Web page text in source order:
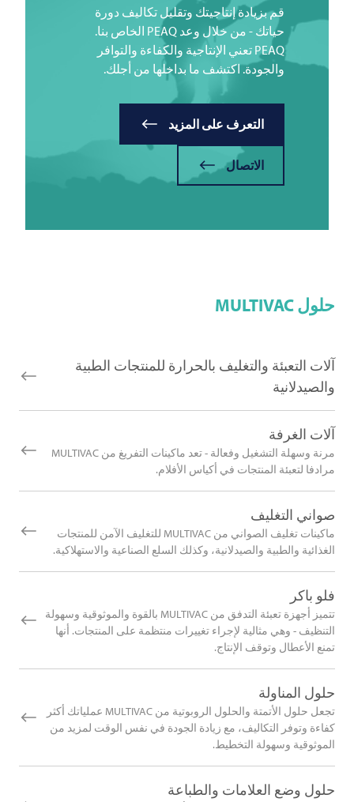
قم بزيادة إنتاجيتك وتقليل تكاليف دورة
حياتك - من خلال وعد PEAQ الخاص بنا.
PEAQ تعني الإنتاجية والكفاءة والتوافر
والجودة. اكتشف ما بداخلها من أجلك.
التعرف على المزيد
الاتصال
حلولMULTIVAC
آلات التعبئة والتغليف بالحرارة للمنتجات الطبية
والصيدلانية
آلات الغرفة
مرنة وسهلة التشغيل وفعالة - تعد ماكينات التفريغ من MULTIVAC
مرادفا لتعبئة المنتجات في أكياس الأفلام.
صواني التغليف
ماكينات تغليف الصواني من MULTIVAC للتغليف الآمن للمنتجات
الغذائية والطبية والصيدلانية، وكذلك السلع الصناعية والاستهلاكية.
فلو باكر
تتميز أجهزة تعبئة التدفق من MULTIVAC بالقوة والموثوقية وسهولة
التنظيف - وهي مثالية لإجراء تغييرات منتظمة على المنتجات. أنها
تمنع الأعطال وتوقف الإنتاج.
حلول المناولة
تجعل حلول الأتمتة والحلول الروبوتية من MULTIVAC عملياتك أكثر
كفاءة وتوفر التكاليف، مع زيادة الجودة في نفس الوقت لمزيد من
الموثوقية وسهولة التخطيط.
حلول وضع العلامات والطباعة